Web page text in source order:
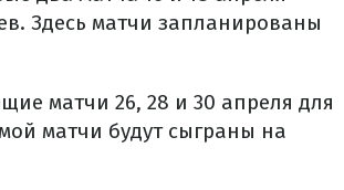
Здесь матчи запланированы
матчи 26, 28 и 30 апреля для
матчи будут сыграны на